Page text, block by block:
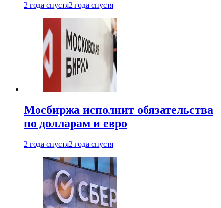
2 года спустя2 года спустя
Мосбиржа исполнит обязательства
по долларам и евро
2 года спустя2 года спустя